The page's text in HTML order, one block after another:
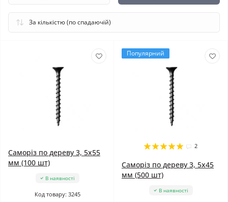
Саморіз по дереву 3, 5x55
мм (100 шт)
В наявності
Код товару: 3245
Популярний
2
Саморіз по дереву 3, 5x45
мм (500 шт)
В наявності